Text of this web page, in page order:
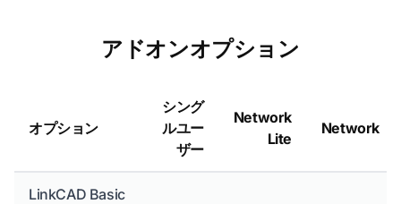
アドオンオプション
オプション
シング
ルユー
ザー
Network
Lite
Network
LinkCAD Basic